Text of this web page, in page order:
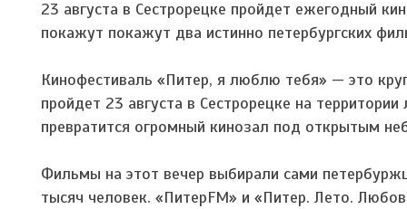
23 августа в Сестрорецке пройдет ежегодный
покажут покажут два истинно петербургских
Кинофестиваль «Питер, я люблю тебя» — это
пройдет 23 августа в Сестрорецке на
превратится огромный кинозал под открытым
Фильмы на этот вечер выбирали сами
тысяч человек. «ПитерFM» и «Питер. Лето.